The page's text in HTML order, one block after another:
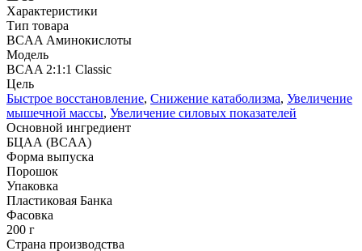
Характеристики
Тип товара
BCAA Аминокислоты
Модель
BCAA 2:1:1 Classic
Цель
Быстрое восстановление, Снижение катаболизма, Увеличение
мышечной массы, Увеличение силовых показателей
Основной ингредиент
БЦАА (BCAA)
Форма выпуска
Порошок
Упаковка
Пластиковая Банка
Фасовка
200 г
Страна производства